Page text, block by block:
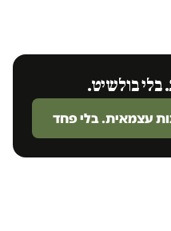
בלי בולשיט.
עצמאית. בלי פחד